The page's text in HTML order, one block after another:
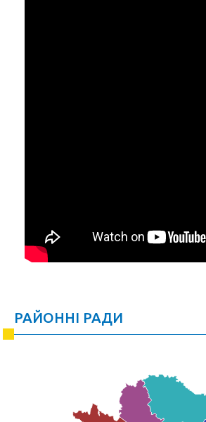
РАЙОННІ РАДИ